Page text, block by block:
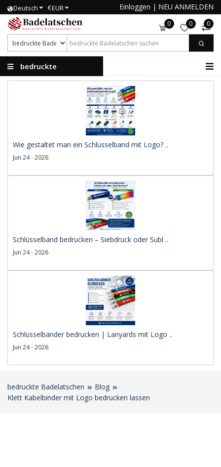
Deutsch €EUR Einloggen | NEU ANMELDEN
0 0 0
bedruckte
Wie gestaltet man ein Schlüsselband mit Logo? ..
Jun 24 - 2026
Schlüsselband bedrucken – Siebdruck oder Subl ..
Jun 24 - 2026
Schlüsselbänder bedrucken | Lanyards mit Logo ..
Jun 24 - 2026
bedruckte Badelatschen
Blog
Klett Kabelbinder mit Logo bedrucken lassen